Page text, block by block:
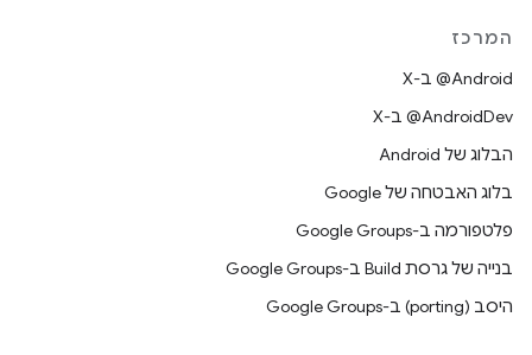
המרכז
‫‎@Android ב-X
‫‎@AndroidDev ב-X
הבלוג של Android
בלוג האבטחה של Google
פלטפורמה ב-Google Groups
בנייה של גרסת Build ב-Google Groups
היסב (porting) ב-Google Groups